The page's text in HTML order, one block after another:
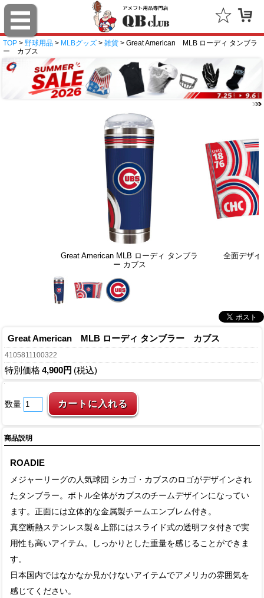
TOP > 野球用品 > MLBグッズ > 雑貨 > Great American MLB ローディ タンブラ
ー カブス
Great American MLB ローディ タンブラ
ー カブス
全面デザイ
Great American MLB ローディ タンブラー カブス
4105811100322
特別価格 4,900円 (税込)
数量
商品説明
ROADIE
メジャーリーグの人気球団 シカゴ・カブスのロゴがデザインされ
たタンブラー。ボトル全体がカブスのチームデザインになってい
ます。正面には立体的な金属製チームエンブレム付き。
真空断熱ステンレス製＆上部にはスライド式の透明フタ付きで実
用性も高いアイテム。しっかりとした重量を感じることができま
す。
日本国内ではなかなか見かけないアイテムでアメリカの雰囲気を
感じてください。